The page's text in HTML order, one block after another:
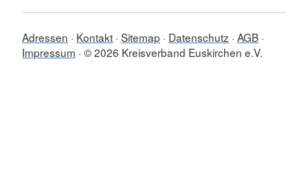
Adressen Kontakt Sitemap Datenschutz AGB
Impressum © 2026 Kreisverband Euskirchen e.V.